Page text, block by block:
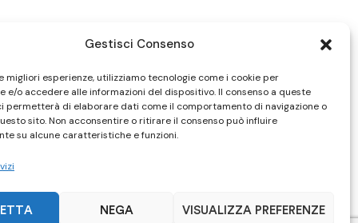
Gestisci Consenso
migliori esperienze, utilizziamo tecnologie come i cookie per
e/o accedere alle informazioni del dispositivo. Il consenso a queste
permetterà di elaborare dati come il comportamento di navigazione o
sito. Non acconsentire o ritirare il consenso può influire
su alcune caratteristiche e funzioni.
NEGA VISUALIZZA PREFERENZE